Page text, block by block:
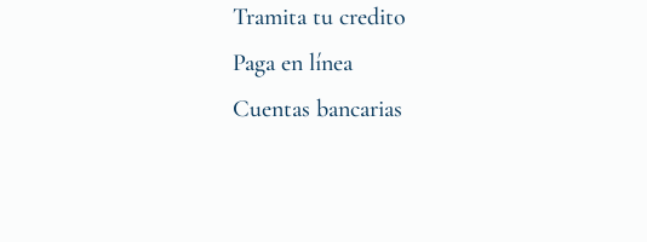
Tramita tu credito
Paga en línea
Cuentas bancarias